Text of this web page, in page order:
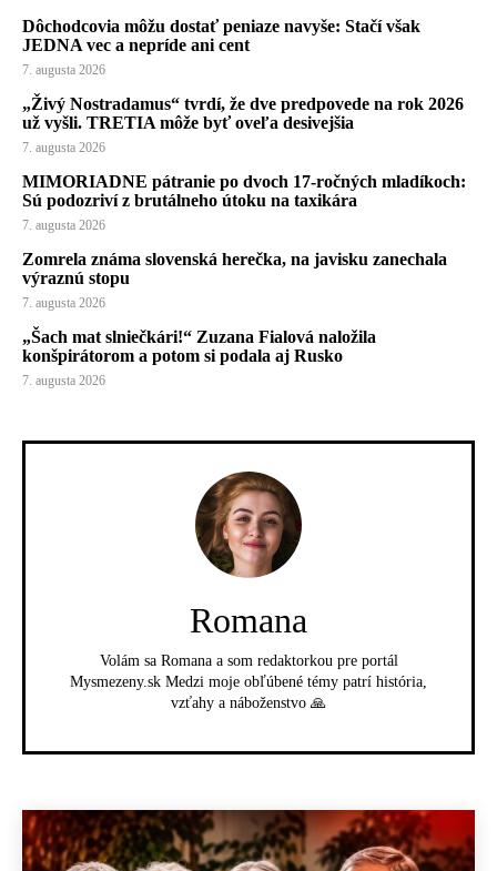
Dôchodcovia môžu dostať peniaze navyše: Stačí však
JEDNA vec a nepríde ani cent
7. augusta 2026
„Živý Nostradamus“ tvrdí, že dve predpovede na rok 2026
už vyšli. TRETIA môže byť oveľa desivejšia
7. augusta 2026
MIMORIADNE pátranie po dvoch 17-ročných mladíkoch:
Sú podozriví z brutálneho útoku na taxikára
7. augusta 2026
Zomrela známa slovenská herečka, na javisku zanechala
výraznú stopu
7. augusta 2026
„Šach mat slniečkári!“ Zuzana Fialová naložila
konšpirátorom a potom si podala aj Rusko
7. augusta 2026
Romana
Volám sa Romana a som redaktorkou pre portál
Mysmezeny.sk Medzi moje obľúbené témy patrí história,
vzťahy a náboženstvo 🙏